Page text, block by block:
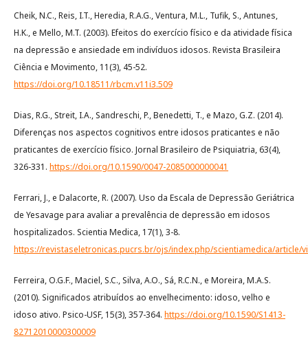
Cheik, N.C., Reis, I.T., Heredia, R.A.G., Ventura, M.L., Tufik, S., Antunes,
H.K., e Mello, M.T. (2003). Efeitos do exercício físico e da atividade física
na depressão e ansiedade em indivíduos idosos. Revista Brasileira
Ciência e Movimento, 11(3), 45-52.
https://doi.org/10.18511/rbcm.v11i3.509
Dias, R.G., Streit, I.A., Sandreschi, P., Benedetti, T., e Mazo, G.Z. (2014).
Diferenças nos aspectos cognitivos entre idosos praticantes e não
praticantes de exercício físico. Jornal Brasileiro de Psiquiatria, 63(4),
326-331. https://doi.org/10.1590/0047-2085000000041
Ferrari, J., e Dalacorte, R. (2007). Uso da Escala de Depressão Geriátrica
de Yesavage para avaliar a prevalência de depressão em idosos
hospitalizados. Scientia Medica, 17(1), 3-8.
https://revistaseletronicas.pucrs.br/ojs/index.php/scientiamedica/article/
Ferreira, O.G.F., Maciel, S.C., Silva, A.O., Sá, R.C.N., e Moreira, M.A.S.
(2010). Significados atribuídos ao envelhecimento: idoso, velho e
idoso ativo. Psico-USF, 15(3), 357-364. https://doi.org/10.1590/S1413-
82712010000300009